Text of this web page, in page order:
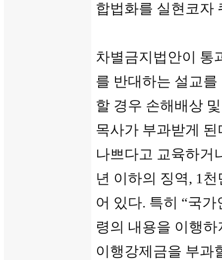
합법화를 실현코자
차별금지법안이 통
를 반대하는 설교
할 경우 손해배상
목사가 부과받게
나쁘다고 교육하거
년 이하의 징역, 1
어 있다. 특히 “국
령의 내용을 이행
이행강제금을 부과